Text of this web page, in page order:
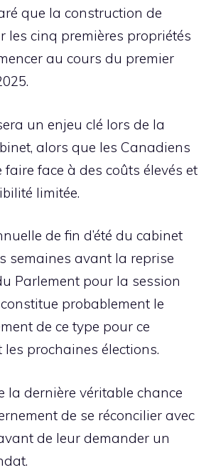
que la construction de
les cinq premières propriétés
au cours du premier
un enjeu clé lors de la
alors que les Canadiens
face à des coûts élevés et
limitée.
de fin d’été du cabinet
semaines avant la reprise
Parlement pour la session
probablement le
de ce type pour ce
prochaines élections.
la dernière véritable chance
de se réconcilier avec
de leur demander un